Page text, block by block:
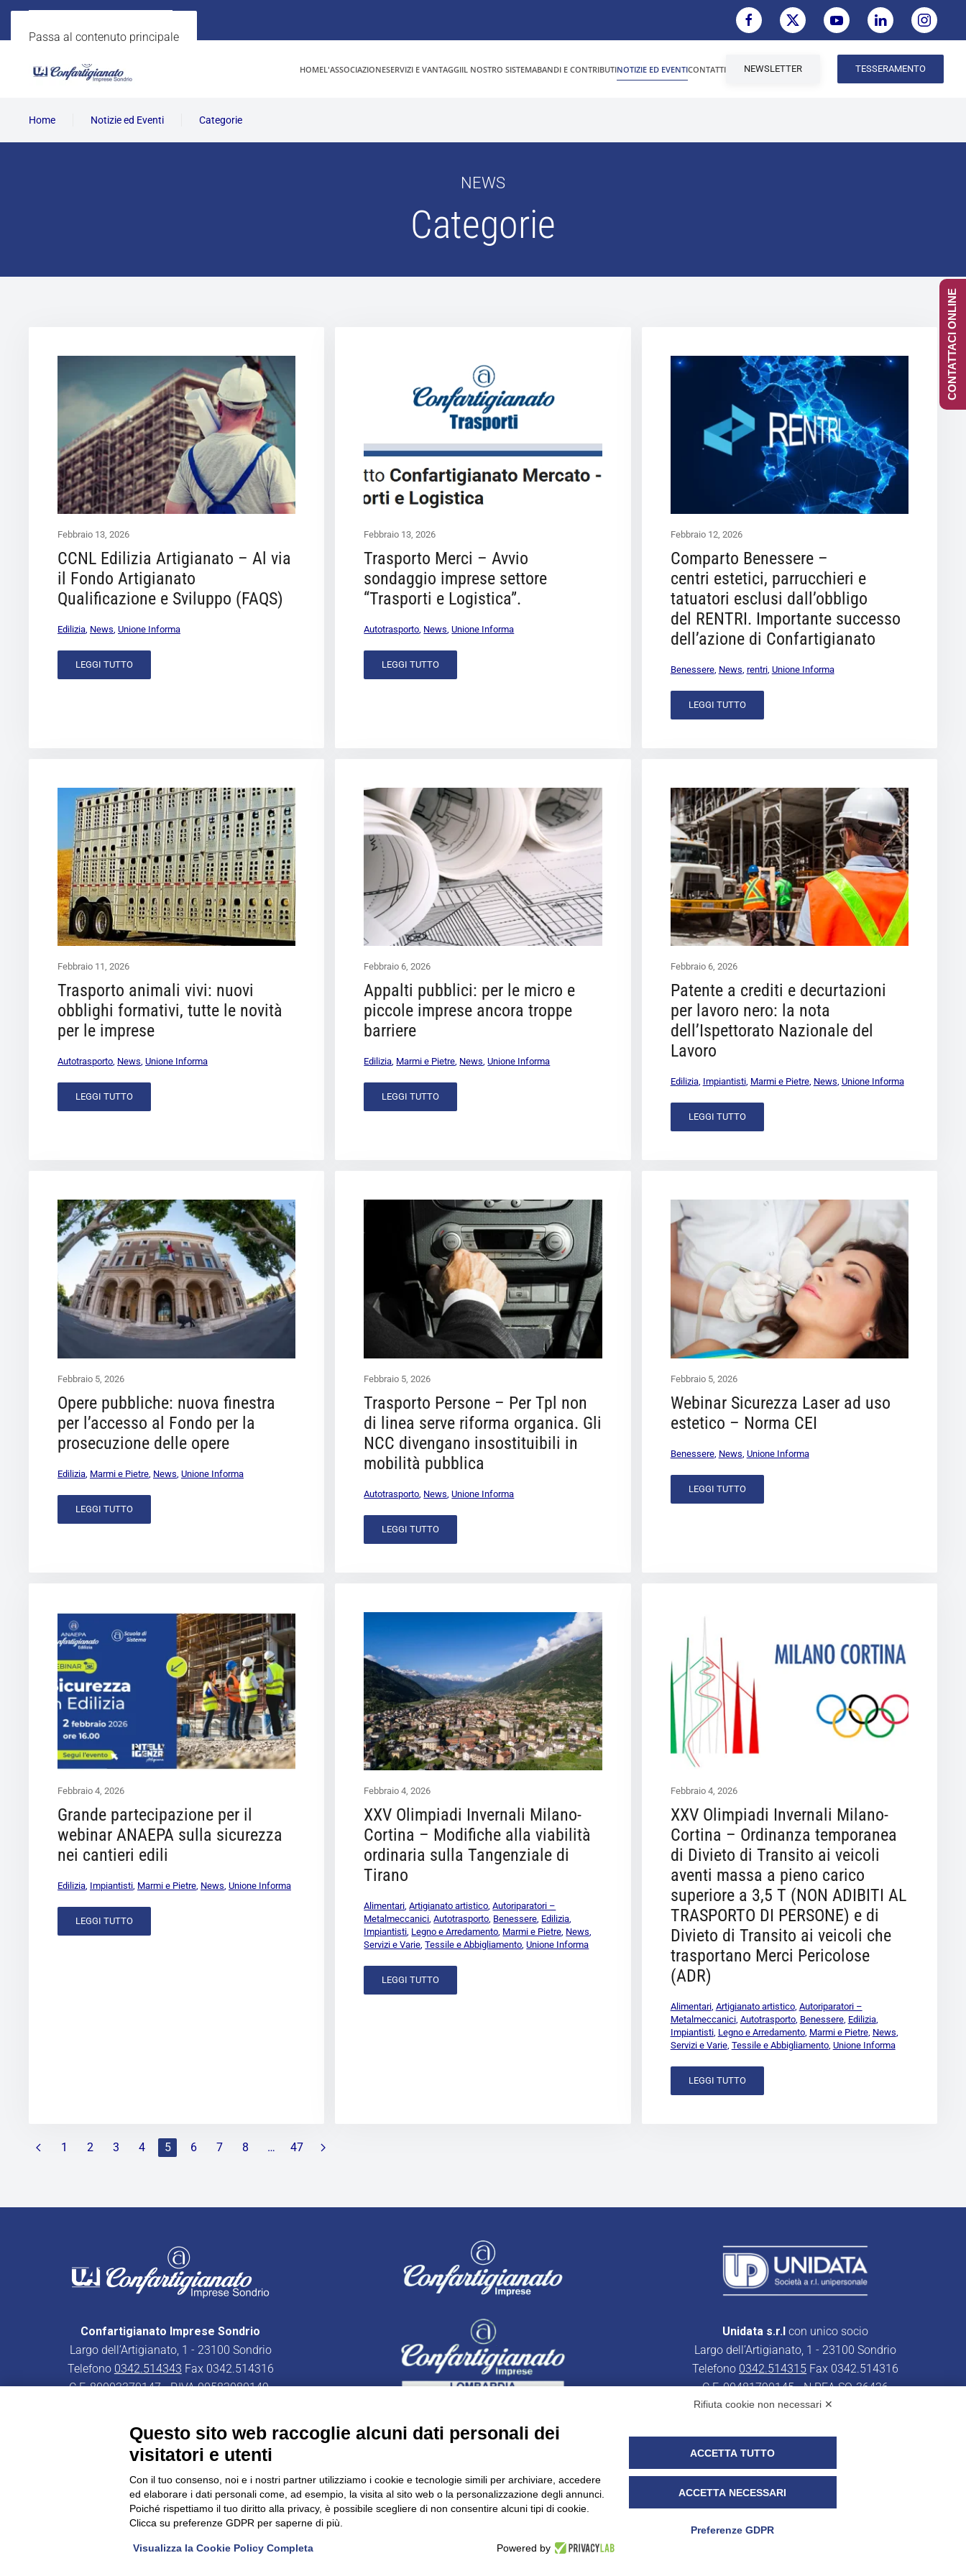
Passa al contenuto principale
HOMEL'ASSOCIAZIONESERVIZI E VANTAGGIIL NOSTRO SISTEMABANDI E CONTRIBUTINOTIZIE ED EVENTICONTATTI NEWSLETTER TESSERAMENTO
Home Notizie ed Eventi Categorie
NEWS
Categorie
Febbraio 13, 2026
CCNL Edilizia Artigianato – Al via
il Fondo Artigianato
Qualificazione e Sviluppo (FAQS)
Edilizia, News, Unione Informa
LEGGI TUTTO
Febbraio 13, 2026
Trasporto Merci – Avvio
sondaggio imprese settore
“Trasporti e Logistica”.
Autotrasporto, News,Unione Informa
LEGGI TUTTO
Febbraio 12, 2026
Comparto Benessere –
centri estetici, parrucchieri e
tatuatori esclusi dall’obbligo
del RENTRI. Importante successo
dell’azione di Confartigianato
Benessere, News, rentri, Unione Informa
LEGGI TUTTO
Febbraio 11, 2026
Trasporto animali vivi: nuovi
obblighi formativi, tutte le novità
per le imprese
Autotrasporto, News, Unione Informa
LEGGI TUTTO
Febbraio 6, 2026
Appalti pubblici: per le micro e
piccole imprese ancora troppe
barriere
Edilizia, Marmi e Pietre, News,Unione Informa
LEGGI TUTTO
Febbraio 6, 2026
Patente a crediti e decurtazioni
per lavoro nero: la nota
dell’Ispettorato Nazionale del
Lavoro
Edilizia, Impiantisti, Marmi e Pietre, News, Unione Informa
LEGGI TUTTO
Febbraio 5, 2026
Opere pubbliche: nuova finestra
per l’accesso al Fondo per la
prosecuzione delle opere
Edilizia Marmi e Pietre News Unione Informa
LEGGI TUTTO
Febbraio 5, 2026
Trasporto Persone – Per Tpl non
di linea serve riforma organica. Gli
NCC divengano insostituibili in
mobilità pubblica
Autotrasporto News ,Unione Informa
LEGGI TUTTO
Febbraio 5, 2026
Webinar Sicurezza Laser ad uso
estetico – Norma CEI
Benessere, News Unione Informa
LEGGI TUTTO
Febbraio 4, 2026
Grande partecipazione per il
webinar ANAEPA sulla sicurezza
nei cantieri edili
Edilizia Impiantisti Marmi e Pietre News Unione Informa
LEGGI TUTTO
Febbraio 4, 2026
XXV Olimpiadi Invernali Milano-
Cortina – Modifiche alla viabilità
ordinaria sulla Tangenziale di
Tirano
Alimentari ,Artigianato artistico ,Autoriparatori –
Metalmeccanici ,Autotrasporto Benessere Edilizia
Impiantisti Legno e Arredamento Marmi e Pietre News
Servizi e Varie ,Tessile e Abbigliamento ,Unione Informa
LEGGI TUTTO
Febbraio 4, 2026
XXV Olimpiadi Invernali Milano-
Cortina – Ordinanza temporanea
di Divieto di Transito ai veicoli
aventi massa a pieno carico
superiore a 3,5 T (NON ADIBITI AL
TRASPORTO DI PERSONE) e di
Divieto di Transito ai veicoli che
trasportano Merci Pericolose
(ADR)
Alimentari, Artigianato artistico, Autoriparatori –
Metalmeccanici, Autotrasporto, Benessere, Edilizia,
Impiantisti, Legno e Arredamento, Marmi e Pietre, News
Servizi e Varie, Tessile e Abbigliamento, Unione Informa
LEGGI TUTTO
1 2 3 4 5 6 7 8 … 47
Confartigianato Imprese Sondrio
Largo dell’Artigianato, 1 - 23100 Sondrio
Telefono 0342.514343 Fax 0342.514316
C.F. 80003370147 - P.IVA 00582080149
Unidata s.r.l con unico socio
Largo dell’Artigianato, 1 - 23100 Sondrio
Telefono 0342.514315 Fax 0342.514316
C.F. 00481790145 - N.REA SO-36426
PEC:unidata.sondrio@legalmail.it
CONFARTIGIANATO - Informative privacy Cookie Policy Dichiarazione di accessibilità UNIDATA - Informativa privacy (per i clienti)
CONTATTACI ONLINE
Rifiuta cookie non necessari ✕
Questo sito web raccoglie alcuni dati personali dei
visitatori e utenti
Con il tuo consenso, noi e i nostri partner utilizziamo i cookie e tecnologie simili per archiviare, accedere
ed elaborare i dati personali come, ad esempio, la visita al sito web o la personalizzazione degli annunci.
Poiché rispettiamo il tuo diritto alla privacy, è possibile scegliere di non consentire alcuni tipi di cookie.
Clicca su preferenze GDPR per saperne di più.
Visualizza la Cookie Policy Completa Powered by
ACCETTA TUTTO
ACCETTA NECESSARI
Preferenze GDPR